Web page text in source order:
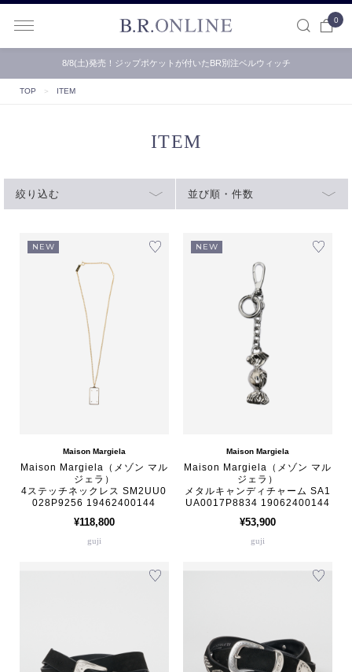
0
8/8(土)発売！ジップポケットが付いたBR別注ベルウィッチ
TOP ＞ ITEM
ITEM
絞り込む 並び順・件数
NEW
Maison Margiela
Maison Margiela（メゾン マル
ジェラ）
4ステッチネックレス SM2UU0
028P9256 19462400144
¥118,800
guji
NEW
Maison Margiela
Maison Margiela（メゾン マル
ジェラ）
メタルキャンディチャーム SA1
UA0017P8834 19062400144
¥53,900
guji